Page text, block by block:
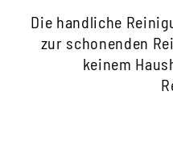
Die handliche
zur schonenden
keinem